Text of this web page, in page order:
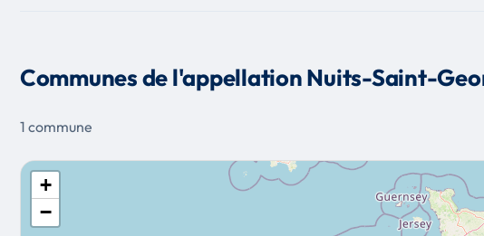
Communes de l'appellation Nuits-Saint-
1 commune
+
−